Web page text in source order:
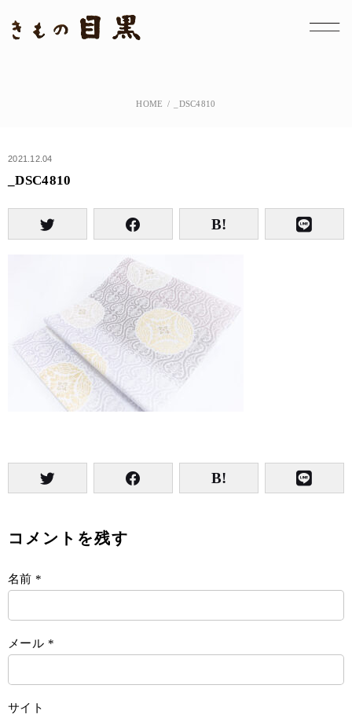
HOME _DSC4810
2021.12.04
_DSC4810
コメントを残す
名前 *
メール *
サイト